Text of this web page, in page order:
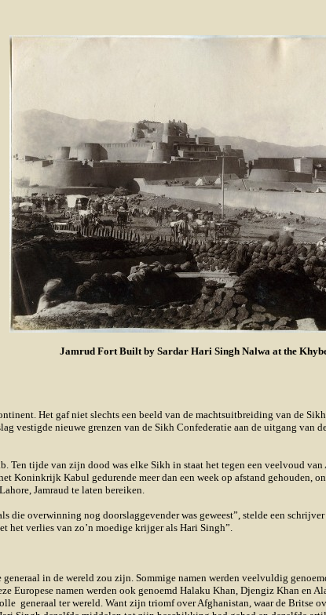
Jamrud Fort Built by Sardar Hari Singh Nalwa at the
Het gaf niet slechts een beeld van de machtsuitbreiding van de
vestigde nieuwe grenzen van de Sikh Confederatie aan de uitgang van
tijde van zijn dood was elke Sikh in staat het tegen een veelvoud van
Koninkrijk Kabul gedurende meer dan een week op afstand gehouden,
Jamraud te laten bereiken.
overwinning nog doorslaggevender was geweest”, stelde een schrijver
het verlies van zo’n moedige krijger als Hari Singh”.
in de wereld zou zijn. Sommige namen werden veelvuldig
Europese namen werden ook genoemd Halaku Khan, Djengiz Khan en
generaal ter wereld. Want zijn triomf over Afghanistan, waar de Britse